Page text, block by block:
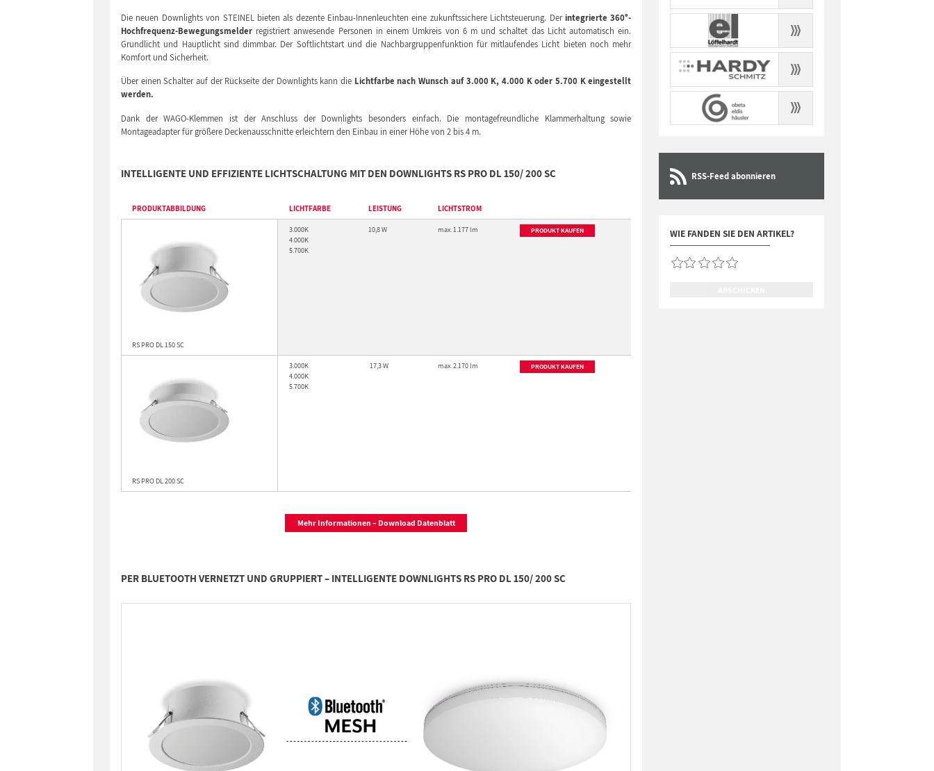
Die neuen Downlights von STEINEL bieten als dezente Einbau-Innenleuchten eine zukunftssichere Lichtsteuerung. Derintegrierte 360°-
Hochfrequenz-Bewegungsmelder registriert anwesende Personen in einem Umkreis von 6 m und schaltet das Licht automatisch ein.
Grundlicht und Hauptlicht sind dimmbar. Der Softlichtstart und die Nachbargruppenfunktion für mitlaufendes Licht bieten noch mehr
Komfort und Sicherheit.
Über einen Schalter auf der Rückseite der Downlights kann die Lichtfarbe nach Wunsch auf 3.000 K, 4.000 K oder 5.700 K eingestellt
werden.
Dank der WAGO-Klemmen ist der Anschluss der Downlights besonders einfach. Die montagefreundliche Klammerhaltung sowie
Montageadapter für größere Deckenausschnitte erleichtern den Einbau in einer Höhe von 2 bis 4 m.
INTELLIGENTE UND EFFIZIENTE LICHTSCHALTUNG MIT DEN DOWNLIGHTS RS PRO DL 150/ 200 SC
PRODUKTABBILDUNG LICHTFARBE LEISTUNG LICHTSTROM
RS PRO DL 150 SC
3.000K
4.000K
5.700K
10,8 W max. 1.177 lm PRODUKT KAUFEN
RS PRO DL 200 SC
3.000K
4.000K
5.700K
17,3 W max. 2.170 lm PRODUKT KAUFEN
Mehr Informationen – Download Datenblatt
PER BLUETOOTH VERNETZT UND GRUPPIERT – INTELLIGENTE DOWNLIGHTS RS PRO DL 150/ 200 SC
RSS-Feed abonnieren
WIE FANDEN SIE DEN ARTIKEL?